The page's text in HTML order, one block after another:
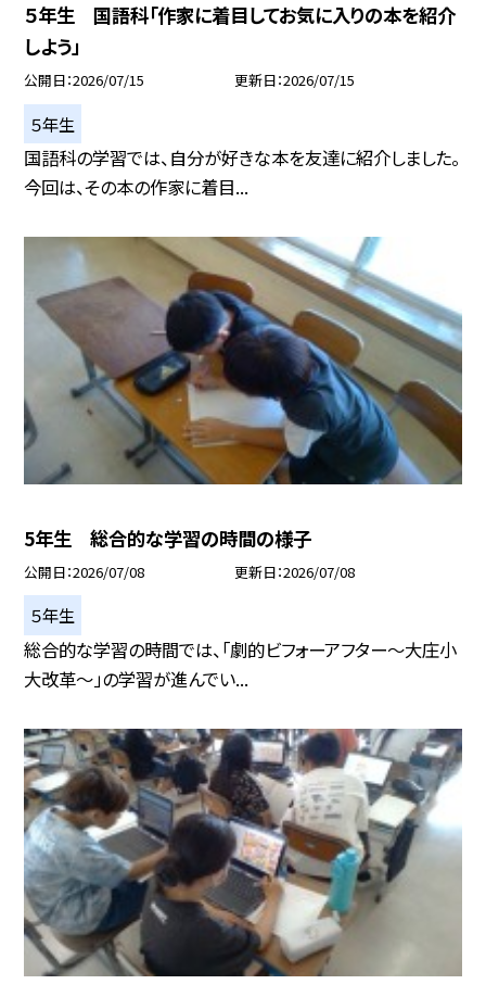
５年生 国語科「作家に着目してお気に入りの本を紹介
しよう」
公開日 2026/07/15 更新日 2026/07/15
５年生
国語科の学習では、自分が好きな本を友達に紹介しました。
今回は、その本の作家に着目...
5年生 総合的な学習の時間の様子
公開日 2026/07/08 更新日 2026/07/08
５年生
総合的な学習の時間では、「劇的ビフォーアフター～大庄小
大改革～」の学習が進んでい...